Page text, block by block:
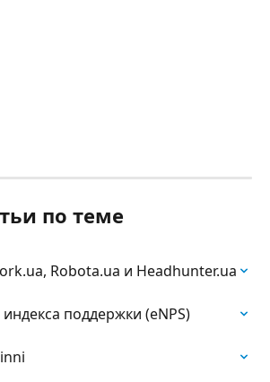
по теме
Robota.ua и Headhunter.ua
поддержки (eNPS)